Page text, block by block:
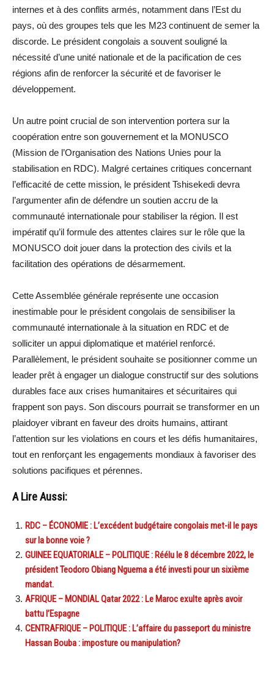
internes et à des conflits armés, notamment dans l’Est du
pays, où des groupes tels que les M23 continuent de semer la
discorde. Le président congolais a souvent souligné la
nécessité d’une unité nationale et de la pacification de ces
régions afin de renforcer la sécurité et de favoriser le
développement.
Un autre point crucial de son intervention portera sur la
coopération entre son gouvernement et la MONUSCO
(Mission de l’Organisation des Nations Unies pour la
stabilisation en RDC). Malgré certaines critiques concernant
l’efficacité de cette mission, le président Tshisekedi devra
l’argumenter afin de défendre un soutien accru de la
communauté internationale pour stabiliser la région. Il est
impératif qu’il formule des attentes claires sur le rôle que la
MONUSCO doit jouer dans la protection des civils et la
facilitation des opérations de désarmement.
Cette Assemblée générale représente une occasion
inestimable pour le président congolais de sensibiliser la
communauté internationale à la situation en RDC et de
solliciter un appui diplomatique et matériel renforcé.
Parallèlement, le président souhaite se positionner comme un
leader prêt à engager un dialogue constructif sur des solutions
durables face aux crises humanitaires et sécuritaires qui
frappent son pays. Son discours pourrait se transformer en un
plaidoyer vibrant en faveur des droits humains, attirant
l’attention sur les violations en cours et les défis humanitaires,
tout en renforçant les engagements mondiaux à favoriser des
solutions pacifiques et pérennes.
A Lire Aussi:
RDC – ÉCONOMIE : L’excédent budgétaire congolais met-il le pays
sur la bonne voie ?
GUINEE EQUATORIALE – POLITIQUE : Réélu le 8 décembre 2022, le
président Teodoro Obiang Nguema a été investi pour un sixième
mandat.
AFRIQUE – MONDIAL Qatar 2022 : Le Maroc exulte après avoir
battu l’Espagne
CENTRAFRIQUE – POLITIQUE : L’affaire du passeport du ministre
Hassan Bouba : imposture ou manipulation?